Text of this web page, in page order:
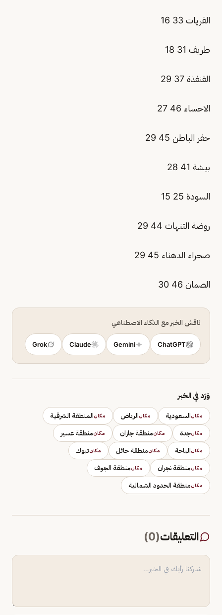
القريات 33 16
طريف 31 18
القنفذة 37 29
الاحساء 46 27
حفر الباطن 45 29
بيشة 41 28
السودة 25 15
روضة التنهات 44 29
صحراء الدهناء 45 29
الصمان 46 30
ناقش الخبر مع الذكاء الاصطناعي
ChatGPT
Gemini
Claude
Grok
وَرَد في الخبر
مكانالسعودية مكانالرياض مكانالمنطقة الشرقية
مكانجدة مكانمنطقة جازان مكانمنطقة عسير
مكانالباحة مكانمنطقة حائل مكانتبوك
مكانمنطقة نجران مكانمنطقة الجوف
مكانمنطقة الحدود الشمالية
التعليقات(
0
)